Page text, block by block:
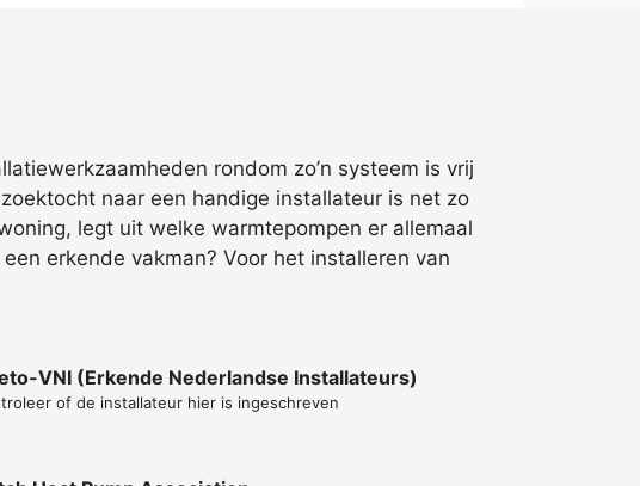
rondom zo’n systeem is vrij
naar een handige installateur is net zo
legt uit welke warmtepompen er allemaal
erkende vakman? Voor het installeren van
VNI (Erkende Nederlandse Installateurs)
of de installateur hier is ingeschreven